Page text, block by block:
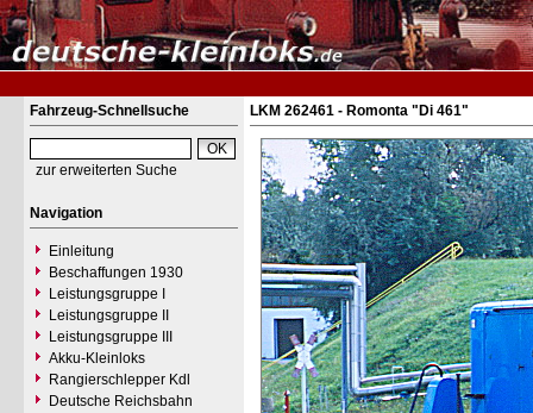
Fahrzeug-Schnellsuche
zur erweiterten Suche
Navigation
Einleitung
Beschaffungen 1930
Leistungsgruppe I
Leistungsgruppe II
Leistungsgruppe III
Akku-Kleinloks
Rangierschlepper Kdl
Deutsche Reichsbahn
LKM 262461 - Romonta "Di 461"